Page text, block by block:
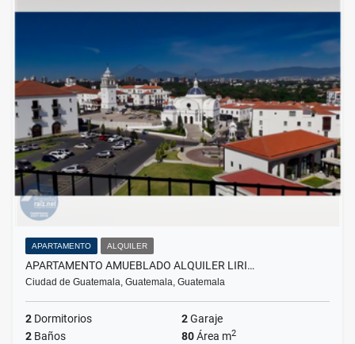
APARTAMENTO ALQUILER
APARTAMENTO AMUEBLADO ALQUILER LIRI…
Ciudad de Guatemala, Guatemala, Guatemala
2 Dormitorios 2Garaje
2 Baños 80Área m2